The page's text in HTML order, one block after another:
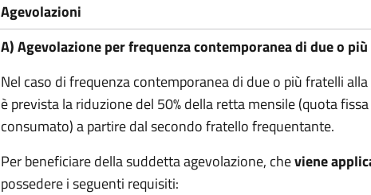
Agevolazioni
A) Agevolazione per frequenza contemporanea di due o
Nel caso di frequenza contemporanea di due o più fratelli
è prevista la riduzione del 50% della retta mensile (quota
consumato) a partire dal secondo fratello frequentante.
Per beneficiare della suddetta agevolazione, cheviene
possedere i seguenti requisiti: